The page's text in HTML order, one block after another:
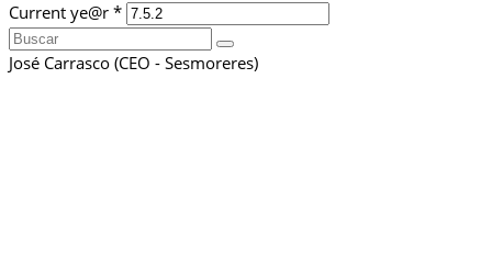
Current ye@r *
Buscar
por:
José Carrasco (CEO - Sesmoreres)